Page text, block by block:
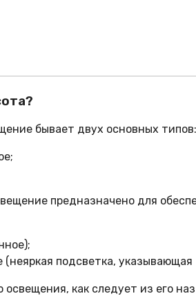
бывает двух основных типов:
предназначено для
(неяркая подсветка,
освещения, как следует из его